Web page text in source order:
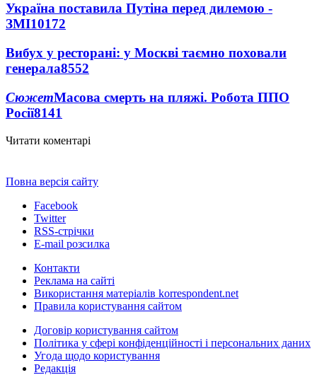
Україна поставила Путіна перед дилемою -
ЗМІ10172
Вибух у ресторані: у Москві таємно поховали
генерала8552
СюжетМасова смерть на пляжі. Робота ППО
Росії8141
Читати коментарі
Повна версія сайту
Facebook
Twitter
RSS-стрічки
E-mail розсилка
Контакти
Реклама на сайті
Використання матеріалів korrespondent.net
Правила користування сайтом
Договір користування сайтом
Політика у сфері конфіденційності і персональних даних
Угода щодо користування
Редакція